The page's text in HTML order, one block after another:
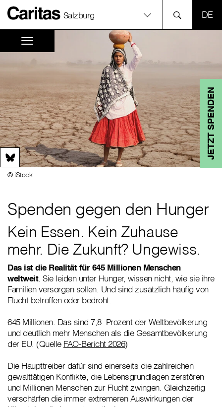
Salzburg
JETZT SPENDEN
Spenden gegen den Hunger
© iStock
Kein Essen. Kein Zuhause
mehr. Die Zukunft? Ungewiss.
Das ist die Realität für 645 Millionen Menschen
weltweit. Sie leiden unter Hunger, wissen nicht, wie sie ihre
Familien versorgen sollen. Und sind zusätzlich häufig von
Flucht betroffen oder bedroht.
645 Millionen. Das sind 7,8 Prozent der Weltbevölkerung
und deutlich mehr Menschen als die Gesamtbevölkerung
der EU. (Quelle FAO-Bericht 2026)
Die Haupttreiber dafür sind einerseits die zahlreichen
gewalttätigen Konflikte, die Lebensgrundlagen zerstören
und Millionen Menschen zur Flucht zwingen. Gleichzeitig
verschärfen die immer extremeren Auswirkungen der